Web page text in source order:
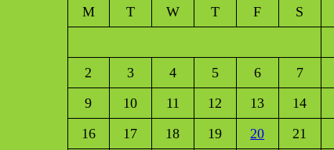
M
T W T F S
2
3 4 5 6 7
9
10 11 12 13 14
16
17 18 19 20 21